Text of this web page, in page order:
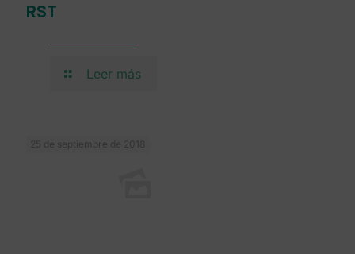
RST
Leer más
25 de septiembre de 2018